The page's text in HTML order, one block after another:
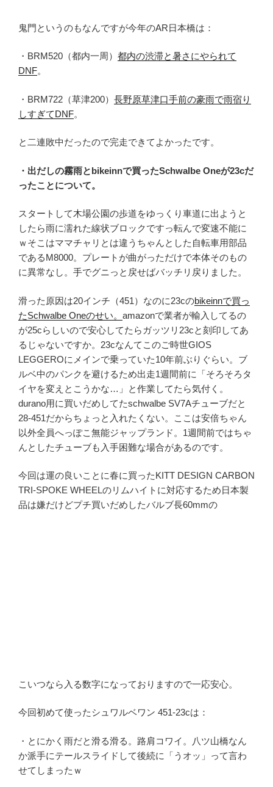
鬼門というのもなんですが今年のAR日本橋は：
・BRM520（都内一周） 都内の渋滞と暑さにやられて
DNF。
・BRM722（草津200） 長野原草津口手前の豪雨で雨宿り
しすぎてDNF。
と二連敗中だったので完走できてよかったです。
・出だしの霧雨とbikeinnで買ったSchwalbe Oneが23cだ
ったことについて。
スタートして木場公園の歩道をゆっくり車道に出ようと
したら雨に濡れた線状ブロックですっ転んで変速不能に
ｗそこはママチャリとは違うちゃんとした自転車用部品
であるM8000。プレートが曲がっただけで本体そのもの
に異常なし。手でグニっと戻せばバッチリ戻りました。
滑った原因は20インチ（451）なのに23cのbikeinnで買っ
たSchwalbe Oneのせい。 amazonで業者が輸入してるの
が25cらしいので安心してたらガッツリ23cと刻印してあ
るじゃないですか。23cなんてこのご時世GIOS
LEGGEROにメインで乗っていた10年前ぶりぐらい。ブ
ルベ中のパンクを避けるため出走1週間前に「そろそろタ
イヤを変えとこうかな…」と作業してたら気付く。
durano用に買いだめしてたschwalbe SV7Aチューブだと
28-451だからちょっと入れたくない。ここは安倍ちゃん
以外全員へっぽこ無能ジャップランド。1週間前ではちゃ
んとしたチューブも入手困難な場合があるのです。
今回は運の良いことに春に買ったKITT DESIGN CARBON
TRI-SPOKE WHEELのリムハイトに対応するため日本製
品は嫌だけどプチ買いだめしたバルブ長60mmの
こいつなら入る数字になっておりますので一応安心。
今回初めて使ったシュワルベワン 451-23cは：
・とにかく雨だと滑る滑る。路肩コワイ。八ツ山橋なん
か派手にテールスライドして後続に「うオッ」って言わ
せてしまったｗ